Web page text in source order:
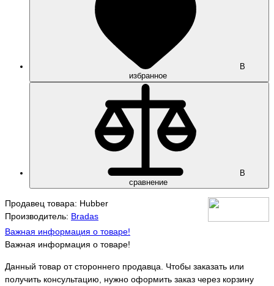
В
избранное
В
сравнение
Продавец товара: Hubber
Производитель: Bradas
Важная информация о товаре!
Важная информация о товаре!
Данный товар от стороннего продавца. Чтобы заказать или
получить консультацию, нужно оформить заказ через корзину